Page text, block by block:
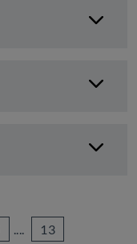
.... 13